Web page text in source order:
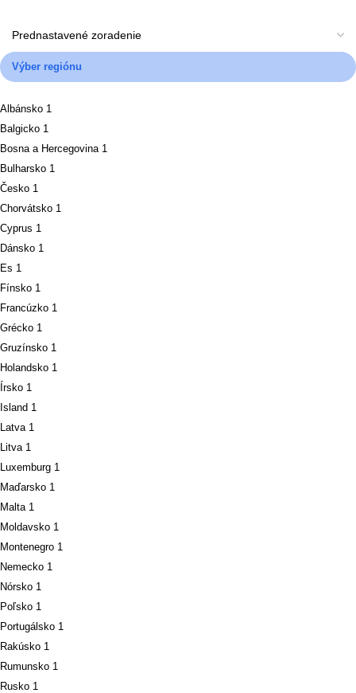
Výber regiónu
Albánsko 1
Balgicko 1
Bosna a Hercegovina 1
Bulharsko 1
Česko 1
Chorvátsko 1
Cyprus 1
Dánsko 1
Es 1
Fínsko 1
Francúzko 1
Grécko 1
Gruzínsko 1
Holandsko 1
Írsko 1
Island 1
Latva 1
Litva 1
Luxemburg 1
Maďarsko 1
Malta 1
Moldavsko 1
Montenegro 1
Nemecko 1
Nórsko 1
Poľsko 1
Portugálsko 1
Rakúsko 1
Rumunsko 1
Rusko 1